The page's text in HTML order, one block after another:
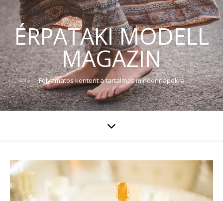
ÉRPATAKI MODELL
MAGAZIN
Folyamatos kontent a tartalmas mindennapokra